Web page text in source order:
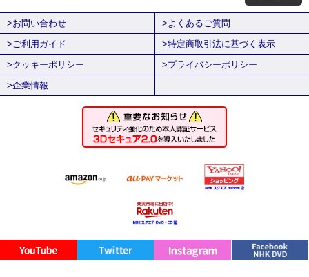
>お問い合わせ
>よくあるご質問
>ご利用ガイド
>特定商取引法に基づく表示
>クッキーポリシー
>プライバシーポリシー
>企業情報